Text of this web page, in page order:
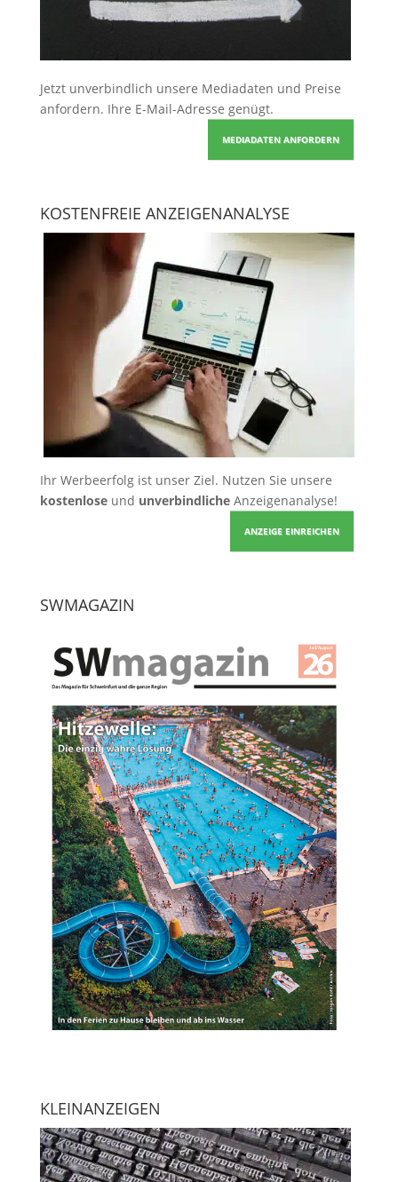
Jetzt unverbindlich unsere Mediadaten und Preise
anfordern. Ihre E-Mail-Adresse genügt.
MEDIADATEN ANFORDERN
KOSTENFREIE ANZEIGENANALYSE
Ihr Werbeerfolg ist unser Ziel. Nutzen Sie unsere
kostenloseund unverbindlicheAnzeigenanalyse!
ANZEIGE EINREICHEN
SWMAGAZIN
KLEINANZEIGEN